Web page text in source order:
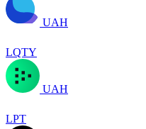
UAH
LQTY
UAH
LPT